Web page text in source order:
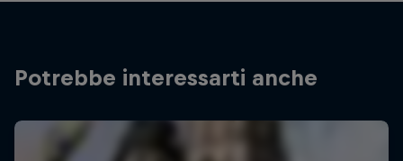
Potrebbe interessarti anche